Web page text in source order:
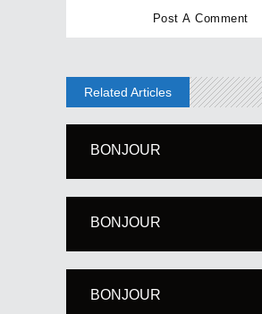
Related Articles
BONJOUR
BONJOUR
BONJOUR